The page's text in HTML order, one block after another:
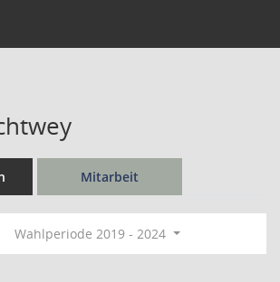
Mitarbeit
Wahlperiode 2019 - 2024